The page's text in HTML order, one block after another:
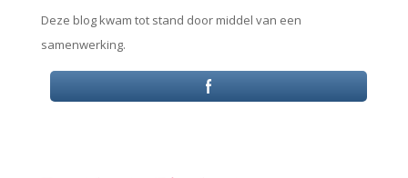
Deze blog kwam tot stand door middel van een
samenwerking.